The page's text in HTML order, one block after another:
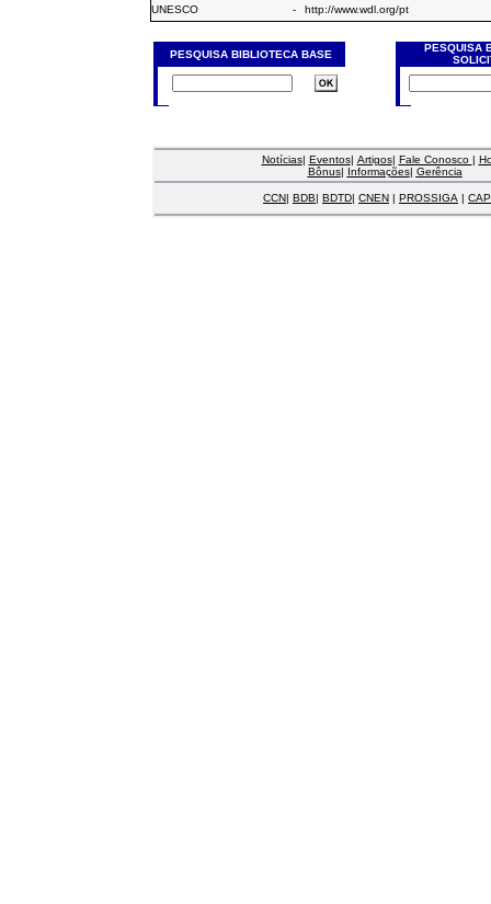
UNESCO
- http://www.wdl.org/pt
PESQUISA BIBLIOTECA BASE
PESQUISA
Notícias| Eventos| Artigos| Fale Conosco |
Bônus| Informações| Gerência
CCN| BDB| BDTD| CNEN | PROSSIGA |